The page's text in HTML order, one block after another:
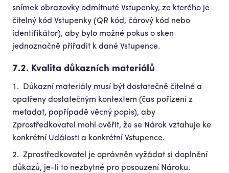
snímek obrazovky odmítnuté Vstupenky, ze kterého je
čitelný kód Vstupenky (QR kód, čárový kód nebo
identifikátor), aby bylo možné pokus o sken
jednoznačně přiřadit k dané Vstupence.
7.2. Kvalita důkazních materiálů
Důkazní materiály musí být dostatečně čitelné a
opatřeny dostatečným kontextem (čas pořízení z
metadat, popřípadě věcný popis), aby
Zprostředkovatel mohl ověřit, že se Nárok vztahuje ke
konkrétní Události a konkrétní Vstupence.
Zprostředkovatel je oprávněn vyžádat si doplnění
důkazů, je-li to nezbytné pro posouzení Nároku.